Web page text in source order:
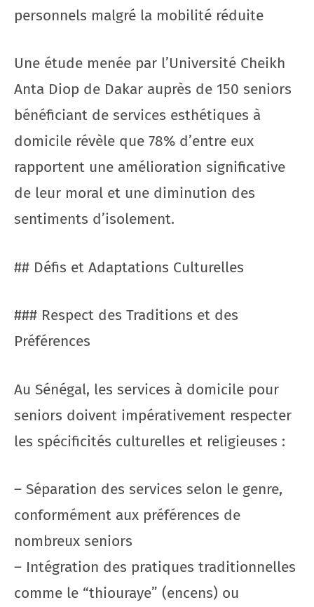
personnels malgré la mobilité réduite
Une étude menée par l’Université Cheikh
Anta Diop de Dakar auprès de 150 seniors
bénéficiant de services esthétiques à
domicile révèle que 78% d’entre eux
rapportent une amélioration significative
de leur moral et une diminution des
sentiments d’isolement.
## Défis et Adaptations Culturelles
### Respect des Traditions et des
Préférences
Au Sénégal, les services à domicile pour
seniors doivent impérativement respecter
les spécificités culturelles et religieuses :
– Séparation des services selon le genre,
conformément aux préférences de
nombreux seniors
– Intégration des pratiques traditionnelles
comme le “thiouraye” (encens) ou